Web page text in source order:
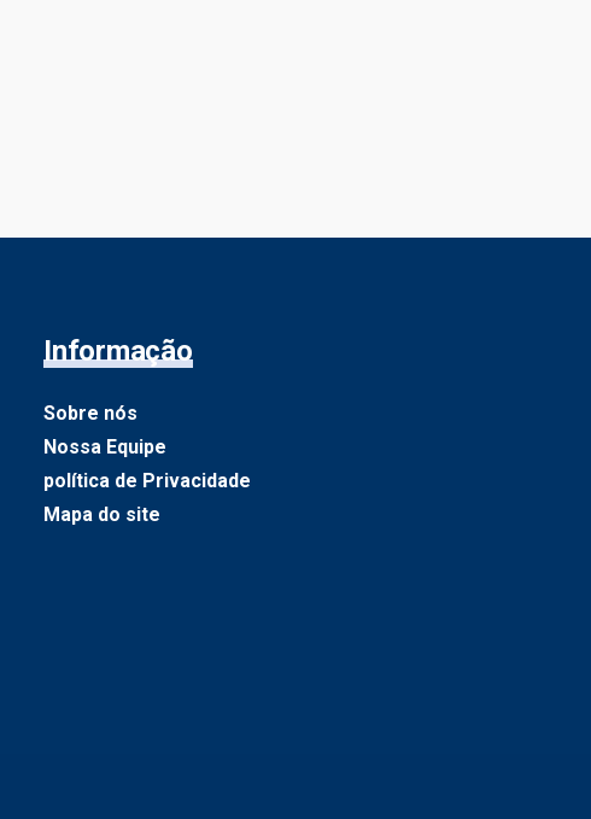
Informação
Sobre nós
Nossa Equipe
política de Privacidade
Mapa do site